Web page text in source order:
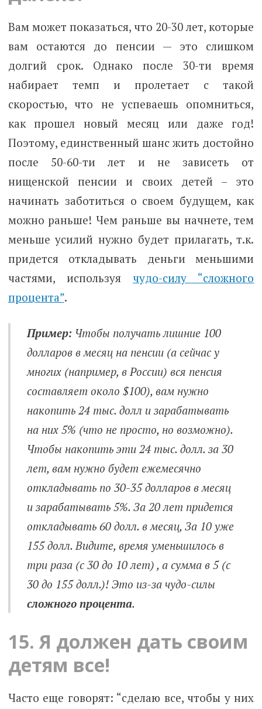
Вам может показаться, что 20-30 лет, которые
вам остаются до пенсии — это слишком
долгий срок. Однако после 30-ти время
набирает темп и пролетает с такой
скоростью, что не успеваешь опомниться,
как прошел новый месяц или даже год!
Поэтому, единственный шанс жить достойно
после 50-60-ти лет и не зависеть от
нищенской пенсии и своих детей – это
начинать заботиться о своем будущем, как
можно раньше! Чем раньше вы начнете, тем
меньше усилий нужно будет прилагать, т.к.
придется откладывать деньги меньшими
частями, используячудо-силу “сложного
процента”.
Пример: Чтобы получать лишние 100
долларов в месяц на пенсии (а сейчас у
многих (например, в России) вся пенсия
составляет около $100), вам нужно
накопить 24 тыс. долл и зарабатывать
на них 5% (что не просто, но возможно).
Чтобы накопить эти 24 тыс. долл. за 30
лет, вам нужно будет ежемесячно
откладывать по 30-35 долларов в месяц
и зарабатывать 5%. За 20 лет придется
откладывать 60 долл. в месяц, За 10 уже
155 долл. Видите, время уменьшилось в
три раза (с 30 до 10 лет) , а сумма в 5 (с
30 до 155 долл.)! Это из-за чудо-силы
сложного процента.
15. Я должен дать своим
детям все!
Часто еще говорят: “сделаю все, чтобы у них